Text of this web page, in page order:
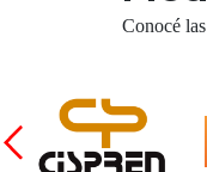
Conocé